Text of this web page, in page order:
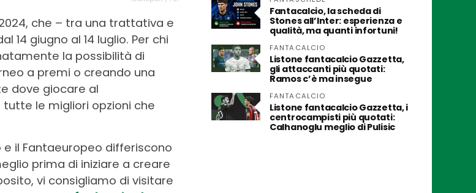
che – tra una trattativa e
14 giugno al 14 luglio. Per chi
la possibilità di
a premi o creando una
dove giocare al
le migliori opzioni che
il Fantaeuropeo differiscono
prima di iniziare a creare
vi consigliamo di visitare
Fantacalcio, la scheda di
Stones all’Inter: esperienza e
qualità, ma quanti infortuni!
FANTACALCIO
Listone fantacalcio Gazzetta,
gli attaccanti più quotati:
Ramos c’è ma insegue
FANTACALCIO
Listone fantacalcio Gazzetta, i
centrocampisti più quotati:
Calhanoglu meglio di Pulisic